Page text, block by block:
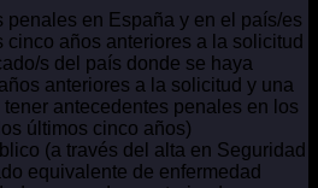
penales en España y en el país/es
años anteriores a la solicitud
s del país donde se haya
anteriores a la solicitud y una
antecedentes penales en los
últimos cinco años)
(a través del alta en Seguridad
equivalente de enfermedad